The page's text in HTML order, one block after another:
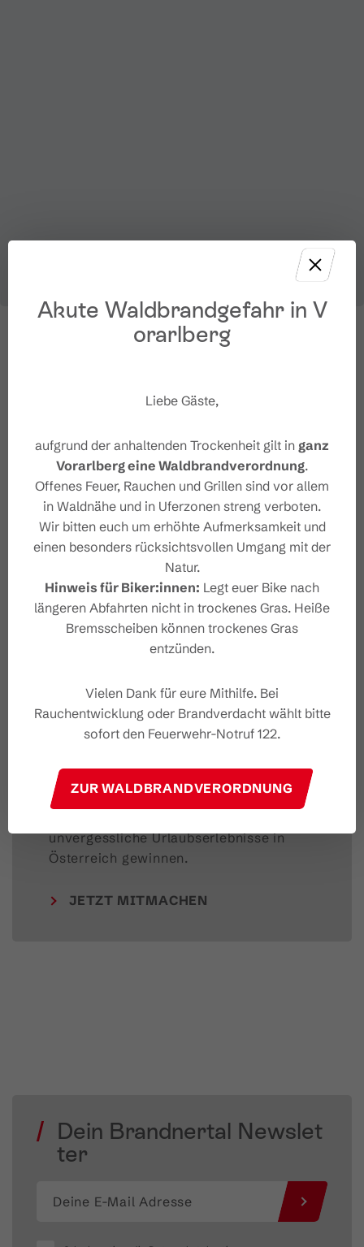
#wirsindbrandnertal
Feedback geben &
Deine Meinung ist uns wichtig – Feedback
unvergessliche Urlaubserlebnisse in
Österreich gewinnen.
JETZT MITMACHEN
Dein Brandnertal Newslet
ter
Akute Waldbrandgefahr in V
orarlberg
Liebe Gäste,
aufgrund der anhaltenden Trockenheit gilt in ganz
Vorarlberg eine Waldbrandverordnung.
Offenes Feuer, Rauchen und Grillen sind vor allem
in Waldnähe und in Uferzonen streng verboten.
Wir bitten euch um erhöhte Aufmerksamkeit und
einen besonders rücksichtsvollen Umgang mit der
Natur.
Hinweis für Biker:innen: Legt euer Bike nach
längeren Abfahrten nicht in trockenes Gras. Heiße
Bremsscheiben können trockenes Gras
entzünden.
Vielen Dank für eure Mithilfe. Bei
Rauchentwicklung oder Brandverdacht wählt bitte
sofort den Feuerwehr-Notruf 122.
ZUR WALDBRANDVERORDNUNG